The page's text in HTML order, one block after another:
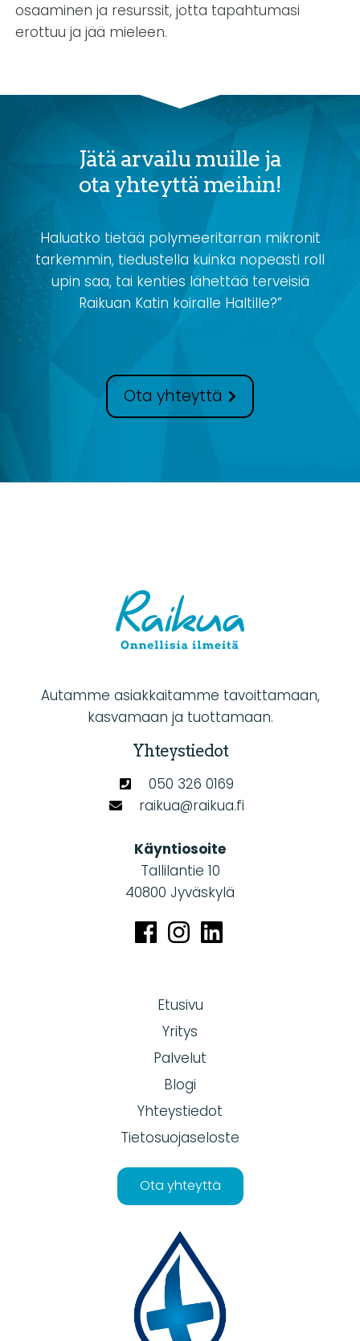
osaaminen ja resurssit, jotta tapahtumasi
erottuu ja jää mieleen.
Jätä arvailu muille ja
ota yhteyttä meihin!
Haluatko tietää polymeeritarran mikronit
tarkemmin, tiedustella kuinka nopeasti roll
upin saa, tai kenties lähettää terveisiä
Raikuan Katin koiralle Haltille?”
Ota yhteyttä
Autamme asiakkaitamme tavoittamaan,
kasvamaan ja tuottamaan.
Yhteystiedot
050 326 0169
raikua@raikua.fi
Käyntiosoite
Tallilantie 10
40800 Jyväskylä
Etusivu
Yritys
Palvelut
Blogi
Yhteystiedot
Tietosuojaseloste
Ota yhteyttä